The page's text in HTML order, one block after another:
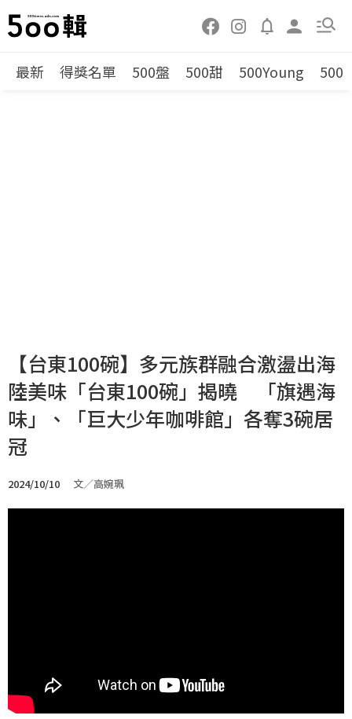
最新 得獎名單 500盤 500甜 500Young 500
【台東100碗】多元族群融合激盪出海
陸美味「台東100碗」揭曉 「旗遇海
味」、「巨大少年咖啡館」各奪3碗居
冠
2024/10/10 文／高婉珮